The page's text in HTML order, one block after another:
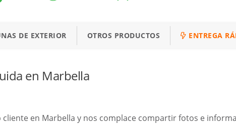
DE EXTERIOR OTROS PRODUCTOS ENTREGA
en Marbella
en Marbella y nos complace compartir fotos e